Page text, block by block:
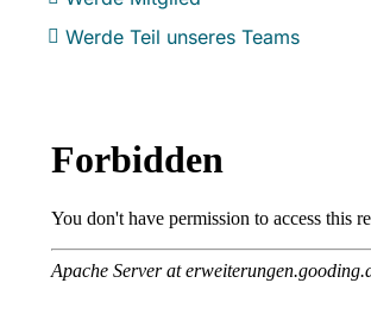
Werde Teil unseres Teams